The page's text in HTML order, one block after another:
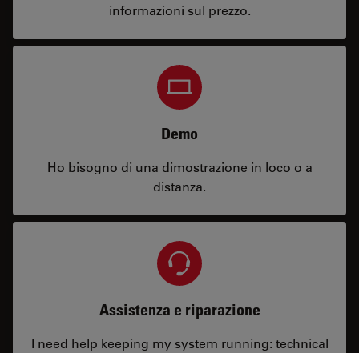
informazioni sul prezzo.
Demo
Ho bisogno di una dimostrazione in loco o a
distanza.
Assistenza e riparazione
I need help keeping my system running: technical